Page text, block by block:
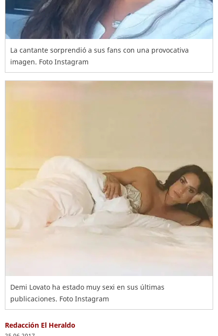
La cantante sorprendió a sus fans con una provocativa
imagen. Foto Instagram
Demi Lovato ha estado muy sexi en sus últimas
publicaciones. Foto Instagram
Redacción El Heraldo